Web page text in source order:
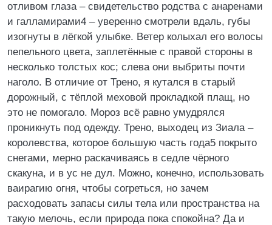
отливом глаза – свидетельство родства с анаренами
и галламирами4 – уверенно смотрели вдаль, губы
изогнуты в лёгкой улыбке. Ветер колыхал его волосы
пепельного цвета, заплетённые с правой стороны в
несколько толстых кос; слева они выбриты почти
наголо. В отличие от Трено, я кутался в старый
дорожный, с тёплой меховой прокладкой плащ, но
это не помогало. Мороз всё равно умудрялся
проникнуть под одежду. Трено, выходец из Зиала –
королевства, которое большую часть года5 покрыто
снегами, мерно раскачиваясь в седле чёрного
скакуна, и в ус не дул. Можно, конечно, использовать
ваирагию огня, чтобы согреться, но зачем
расходовать запасы силы тела или пространства на
такую мелочь, если природа пока спокойна? Да и